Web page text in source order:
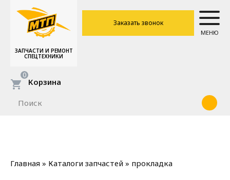
ЗАПЧАСТИ И РЕМОНТ
СПЕЦТЕХНИКИ
Заказать звонок
МЕНЮ
Корзина
0
Главная » Каталоги запчастей » прокладка